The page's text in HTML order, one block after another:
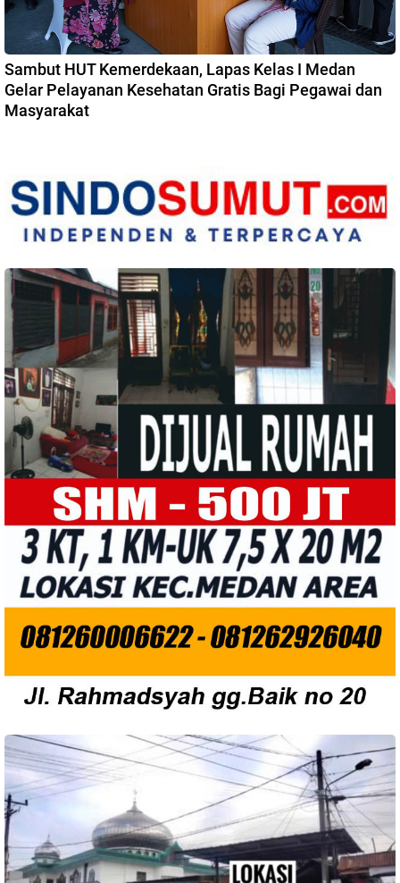
Sambut HUT Kemerdekaan, Lapas Kelas I Medan
Gelar Pelayanan Kesehatan Gratis Bagi Pegawai dan
Masyarakat